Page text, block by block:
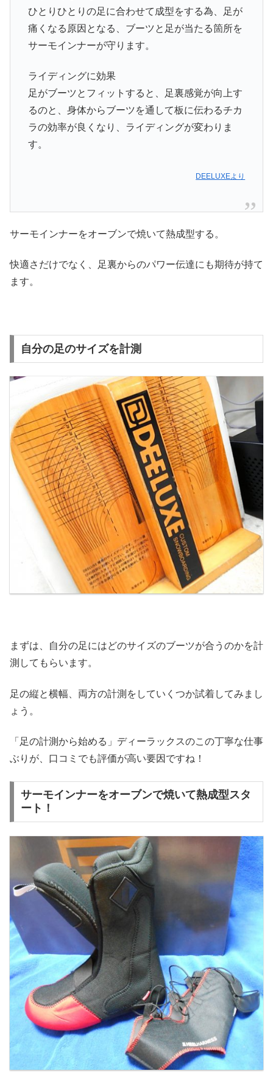
ひとりひとりの足に合わせて成型をする為、足が
痛くなる原因となる、ブーツと足が当たる箇所を
サーモインナーが守ります。
ライディングに効果
足がブーツとフィットすると、足裏感覚が向上す
るのと、身体からブーツを通して板に伝わるチカ
ラの効率が良くなり、ライディングが変わりま
す。
DEELUXEより
サーモインナーをオーブンで焼いて熱成型する。
快適さだけでなく、足裏からのパワー伝達にも期待が持て
ます。
自分の足のサイズを計測
まずは、自分の足にはどのサイズのブーツが合うのかを計
測してもらいます。
足の縦と横幅、両方の計測をしていくつか試着してみまし
ょう。
「足の計測から始める」ディーラックスのこの丁寧な仕事
ぶりが、口コミでも評価が高い要因ですね！
サーモインナーをオーブンで焼いて熱成型スタ
ート！